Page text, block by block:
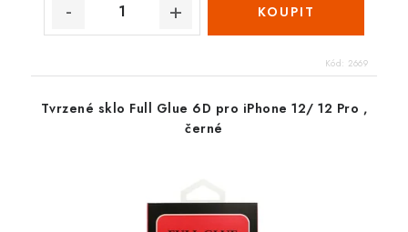
Kód: 2669
Tvrzené sklo Full Glue 6D pro iPhone 12/ 12 Pro ,
černé